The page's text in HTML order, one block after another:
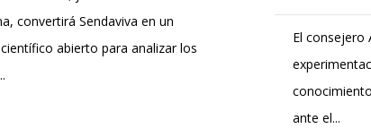
convertirá Sendaviva en un
abierto para analizar los
El consejero
ante el...